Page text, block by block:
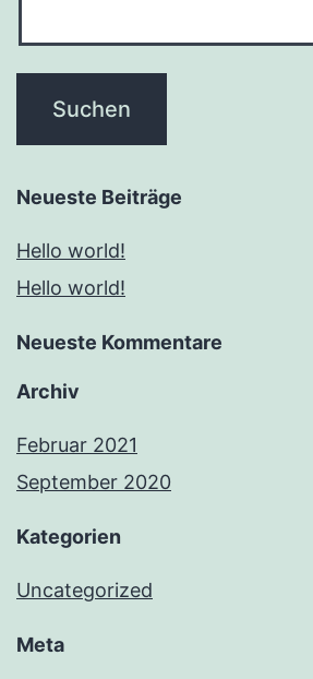
Neueste Beiträge
Hello world!
Hello world!
Neueste Kommentare
Archiv
Februar 2021
September 2020
Kategorien
Uncategorized
Meta